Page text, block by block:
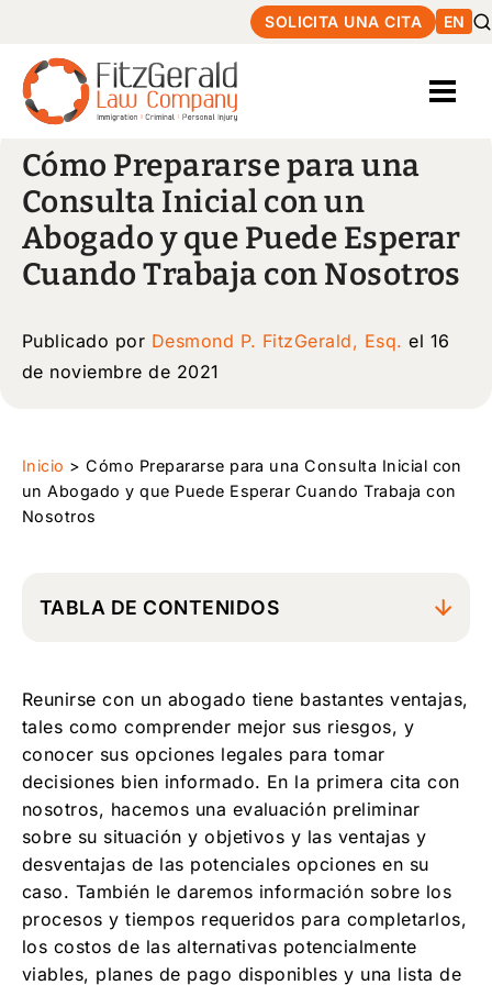
SOLICITA UNA CITA EN
Cómo Prepararse para una
Consulta Inicial con un
Abogado y que Puede Esperar
Cuando Trabaja con Nosotros
Publicado por Desmond P. FitzGerald, Esq. el 16
de noviembre de 2021
Inicio >Cómo Prepararse para una Consulta Inicial con
un Abogado y que Puede Esperar Cuando Trabaja con
Nosotros
TABLA DE CONTENIDOS
Durante Nuestra Reunión Inicial
Después de Comenzar a Trabajar Juntos
Reunirse con un abogado tiene bastantes ventajas,
tales como comprender mejor sus riesgos, y
conocer sus opciones legales para tomar
decisiones bien informado. En la primera cita con
nosotros, hacemos una evaluación preliminar
sobre su situación y objetivos y las ventajas y
desventajas de las potenciales opciones en su
caso. También le daremos información sobre los
procesos y tiempos requeridos para completarlos,
los costos de las alternativas potencialmente
viables, planes de pago disponibles y una lista de